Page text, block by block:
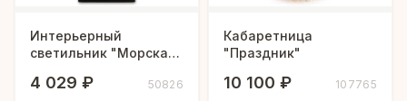
Интерьерный
светильник "Морская
4 029 ₽ 50826
Кабаретница
"Праздник"
10 100 ₽ 107765